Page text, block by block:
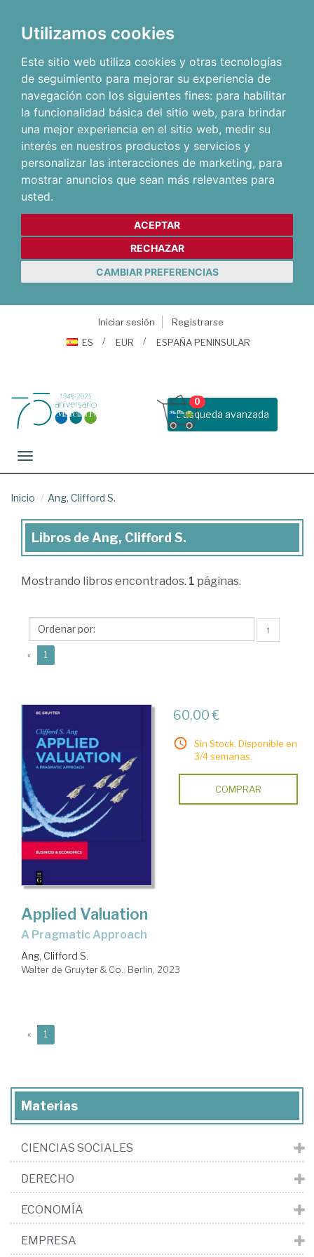
Utilizamos cookies
Este sitio web utiliza cookies y otras tecnologías
de seguimiento para mejorar su experiencia de
navegación con los siguientes fines: para habilitar
la funcionalidad básica del sitio web, para brindar
una mejor experiencia en el sitio web, medir su
interés en nuestros productos y servicios y
personalizar las interacciones de marketing, para
mostrar anuncios que sean más relevantes para
usted.
ACEPTAR
RECHAZAR
CAMBIAR PREFERENCIAS
Iniciar sesión
Registrarse
ES
EUR ESPAÑA PENINSULAR
Busqueda avanzada
0
Toggle navigation
Inicio Ang, Clifford S.
Libros
Ang,
Libros de Ang, Clifford S.
Mostrando libros encontrados. 1 páginas.
↑
« 1
60,00 €
Sin Stock. Disponible en
3/4 semanas.
COMPRAR
Applied Valuation
A Pragmatic Approach
Ang, Clifford S.
Walter de Gruyter & Co.. Berlin, 2023
« 1
Materias
CIENCIAS SOCIALES
DERECHO
ECONOMÍA
EMPRESA